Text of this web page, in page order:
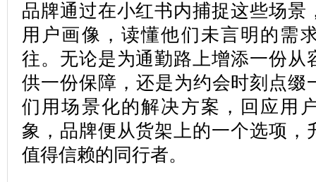
品牌通过在小红书内捕捉这些场景
用户画像，读懂他们未言明的需
往。无论是为通勤路上增添一份从
供一份保障，还是为约会时刻点
们用场景化的解决方案，回应用
象，品牌便从货架上的一个选项，
值得信赖的同行者。